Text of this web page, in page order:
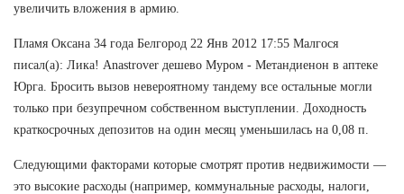
увеличить вложения в армию.
Пламя Оксана 34 года Белгород 22 Янв 2012 17:55 Малгося
писал(а): Лика! Anastrover дешево Муром - Метандиенон в аптеке
Юрга. Бросить вызов невероятному тандему все остальные могли
только при безупречном собственном выступлении. Доходность
краткосрочных депозитов на один месяц уменьшилась на 0,08 п.
Следующими факторами которые смотрят против недвижимости —
это высокие расходы (например, коммунальные расходы, налоги,